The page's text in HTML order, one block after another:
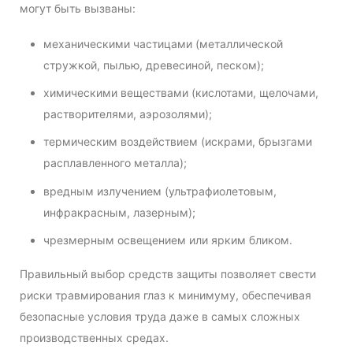
могут быть вызваны:
механическими частицами (металлической
стружкой, пылью, древесиной, песком);
химическими веществами (кислотами, щелочами,
растворителями, аэрозолями);
термическим воздействием (искрами, брызгами
расплавленного металла);
вредным излучением (ультрафиолетовым,
инфракрасным, лазерным);
чрезмерным освещением или ярким бликом.
Правильный выбор средств защиты позволяет свести
риски травмирования глаз к минимуму, обеспечивая
безопасные условия труда даже в самых сложных
производственных средах.